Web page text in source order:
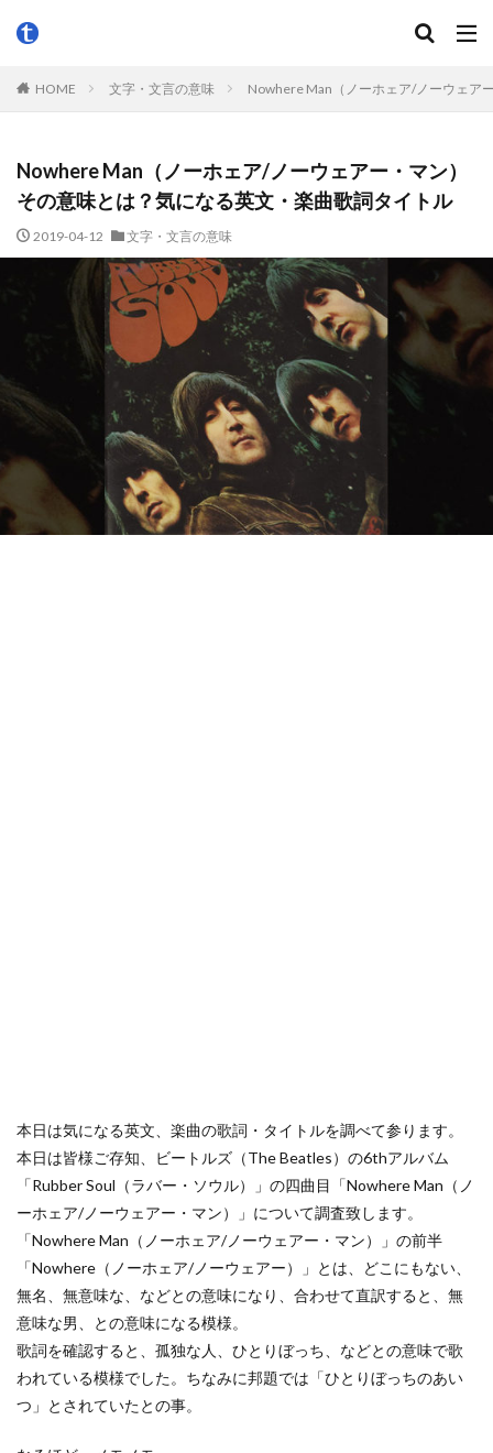
HOME 文字・文言の意味 Nowhere Man（ノーホェア/ノーウェア
Nowhere Man（ノーホェア/ノーウェアー・マン）
その意味とは？気になる英文・楽曲歌詞タイトル
2019-04-12 文字・文言の意味
本日は気になる英文、楽曲の歌詞・タイトルを調べて参ります。
本日は皆様ご存知、ビートルズ（The Beatles）の6thアルバム
「Rubber Soul（ラバー・ソウル）」の四曲目「Nowhere Man（ノ
ーホェア/ノーウェアー・マン）」について調査致します。
「Nowhere Man（ノーホェア/ノーウェアー・マン）」の前半
「Nowhere（ノーホェア/ノーウェアー）」とは、どこにもない、
無名、無意味な、などとの意味になり、合わせて直訳すると、無
意味な男、との意味になる模様。
歌詞を確認すると、孤独な人、ひとりぼっち、などとの意味で歌
われている模様でした。ちなみに邦題では「ひとりぼっちのあい
つ」とされていたとの事。